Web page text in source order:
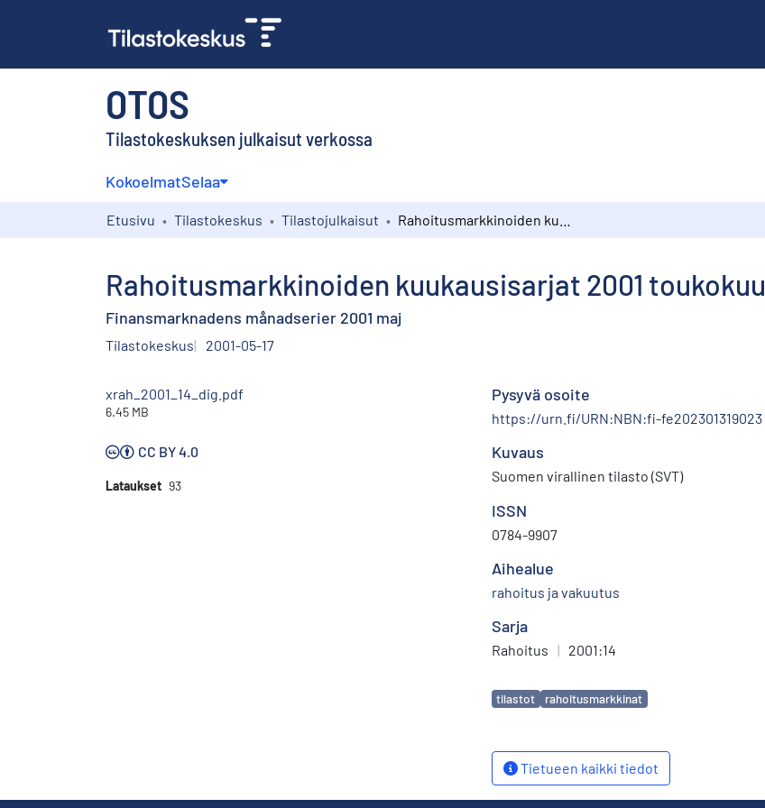
OTOS
Tilastokeskuksen julkaisut verkossa
KokoelmatSelaa
Etusivu Tilastokeskus Tilastojulkaisut
Rahoitusmarkkinoiden kuukausisarjat 2001 toukokuu
Finansmarknadens månadserier 2001 maj
Tilastokeskus 2001-05-17
xrah_2001_14_dig.pdf
6.45 MB
CC BY 4.0
Lataukset 93
Pysyvä osoite
https://urn.fi/URN:NBN:fi-fe202301319023
Kuvaus
Suomen virallinen tilasto (SVT)
ISSN
0784-9907
Aihealue
rahoitus ja vakuutus
Sarja
Rahoitus | 2001:14
Avainsanat
tilastot rahoitusmarkkinat
Tietueen kaikki tiedot